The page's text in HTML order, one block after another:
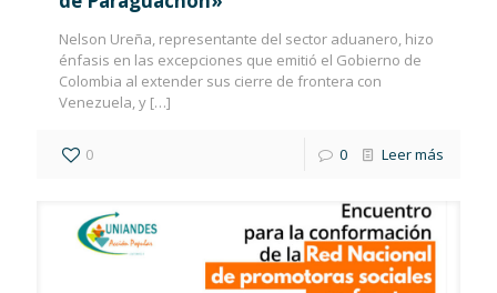
Nelson Ureña, representante del sector aduanero, hizo
énfasis en las excepciones que emitió el Gobierno de
Colombia al extender sus cierre de frontera con
Venezuela, y […]
0 0 Leer más